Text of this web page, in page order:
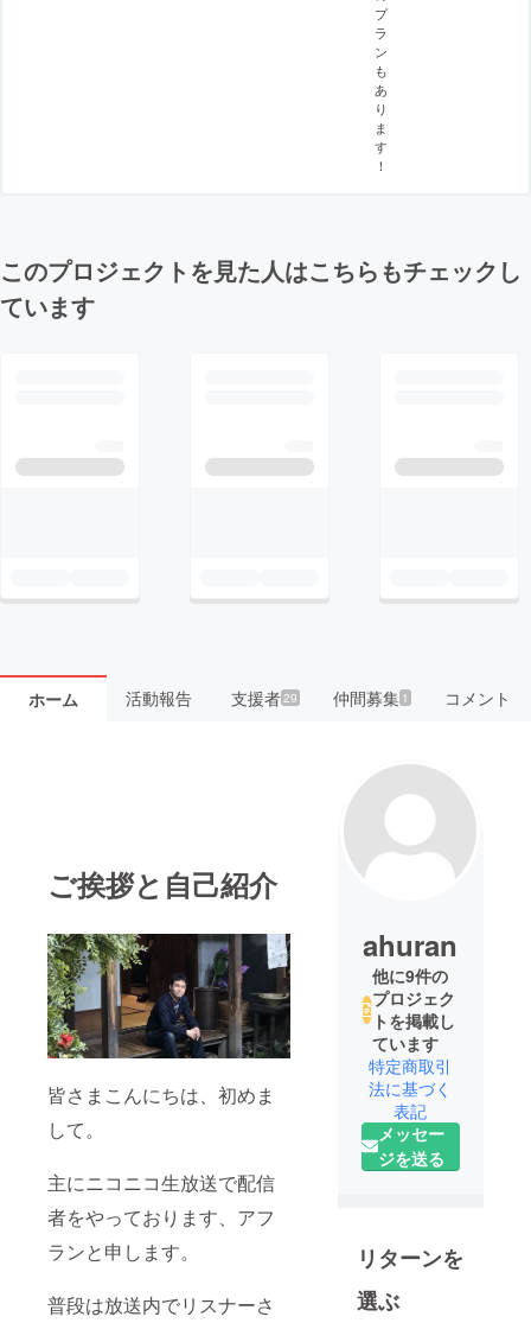
プ
ラ
ン
も
あ
り
ま
す
！
このプロジェクトを見た人はこちらもチェックし
ています
ホーム 活動報告 支援者29 仲間募集 1 コメント
ご挨拶と自己紹介
皆さまこんにちは、初めま
して。
主にニコニコ生放送で配信
者をやっております、アフ
ランと申します。
普段は放送内でリスナーさ
ahuran
他に9件の
プロジェク
トを掲載し
ています
特定商取引
法に基づく
表記
メッセー
ジを送る
リターンを
選ぶ